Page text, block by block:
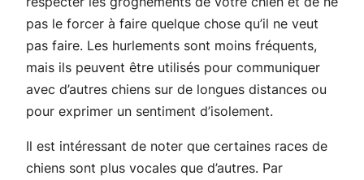
pas le forcer à faire quelque chose qu’il ne veut
pas faire. Les hurlements sont moins fréquents,
mais ils peuvent être utilisés pour communiquer
avec d’autres chiens sur de longues distances ou
pour exprimer un sentiment d’isolement.
Il est intéressant de noter que certaines races de
chiens sont plus vocales que d’autres. Par